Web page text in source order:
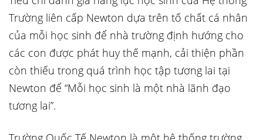
Trường liên cấp Newton dựa trên tố chất cá nhân
của mỗi học sinh để nhà trường định hướng cho
các con được phát huy thế mạnh, cải thiện phần
còn thiếu trong quá trình học tập tương lai tại
Newton để “Mỗi học sinh là một nhà lãnh đạo
tương lai”.